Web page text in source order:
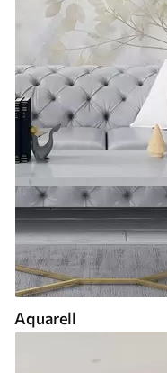
Aquarell